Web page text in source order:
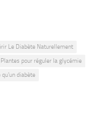
Le Diabète Naturellement
Plantes pour réguler la glycémie
qu'un diabète